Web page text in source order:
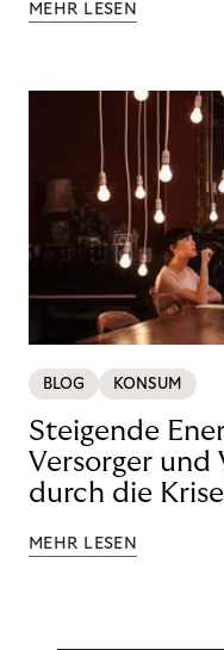
MEHR LESEN
BLOG KONSUM
Steigende
Versorger und
durch die
MEHR LESEN